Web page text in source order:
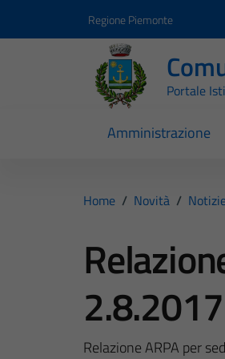
Regione Piemonte
Portale
Amministrazione
Home / Novità /
2.8.2017
Relazione ARPA per